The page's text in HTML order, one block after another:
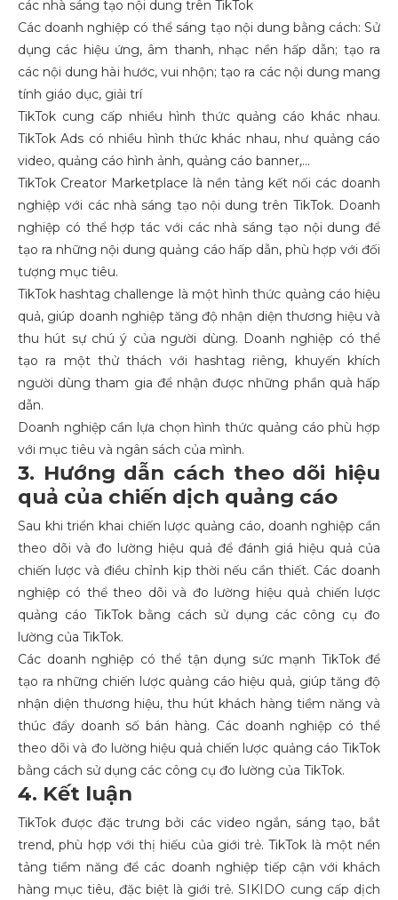
các nhà sáng tạo nội dung trên TikTok
Các doanh nghiệp có thể sáng tạo nội dung bằng cách: Sử
dụng các hiệu ứng, âm thanh, nhạc nền hấp dẫn; tạo ra
các nội dung hài hước, vui nhộn; tạo ra các nội dung mang
tính giáo dục, giải trí
TikTok cung cấp nhiều hình thức quảng cáo khác nhau.
TikTok Ads có nhiều hình thức khác nhau, như quảng cáo
video, quảng cáo hình ảnh, quảng cáo banner,...
TikTok Creator Marketplace là nền tảng kết nối các doanh
nghiệp với các nhà sáng tạo nội dung trên TikTok. Doanh
nghiệp có thể hợp tác với các nhà sáng tạo nội dung để
tạo ra những nội dung quảng cáo hấp dẫn, phù hợp với đối
tượng mục tiêu.
TikTok hashtag challenge là một hình thức quảng cáo hiệu
quả, giúp doanh nghiệp tăng độ nhận diện thương hiệu và
thu hút sự chú ý của người dùng. Doanh nghiệp có thể
tạo ra một thử thách với hashtag riêng, khuyến khích
người dùng tham gia để nhận được những phần quà hấp
dẫn.
Doanh nghiệp cần lựa chọn hình thức quảng cáo phù hợp
với mục tiêu và ngân sách của mình.
3. Hướng dẫn cách theo dõi hiệu
quả của chiến dịch quảng cáo
Sau khi triển khai chiến lược quảng cáo, doanh nghiệp cần
theo dõi và đo lường hiệu quả để đánh giá hiệu quả của
chiến lược và điều chỉnh kịp thời nếu cần thiết. Các doanh
nghiệp có thể theo dõi và đo lường hiệu quả chiến lược
quảng cáo TikTok bằng cách sử dụng các công cụ đo
lường của TikTok.
Các doanh nghiệp có thể tận dụng sức mạnh TikTok để
tạo ra những chiến lược quảng cáo hiệu quả, giúp tăng độ
nhận diện thương hiệu, thu hút khách hàng tiềm năng và
thúc đẩy doanh số bán hàng. Các doanh nghiệp có thể
theo dõi và đo lường hiệu quả chiến lược quảng cáo TikTok
bằng cách sử dụng các công cụ đo lường của TikTok.
4. Kết luận
TikTok được đặc trưng bởi các video ngắn, sáng tạo, bắt
trend, phù hợp với thị hiếu của giới trẻ. TikTok là một nền
tảng tiềm năng để các doanh nghiệp tiếp cận với khách
hàng mục tiêu, đặc biệt là giới trẻ. SIKIDO cung cấp dịch